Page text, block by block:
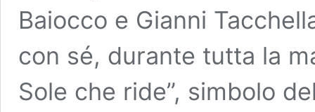
Baiocco e Gianni
con sé, durante tutta la
Sole che ride”, simbolo